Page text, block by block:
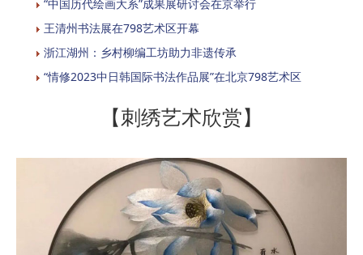
“中国历代绘画大系”成果展研讨会在京举行
王清州书法展在798艺术区开幕
浙江湖州：乡村柳编工坊助力非遗传承
“情修2023中日韩国际书法作品展”在北京798艺术区
【刺绣艺术欣赏】